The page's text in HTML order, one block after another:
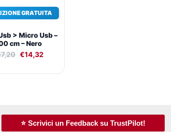
GRATUITA
> Micro Usb –
cm – Nero
€14,32
⭐ Scrivici un Feedback su TrustPilot!